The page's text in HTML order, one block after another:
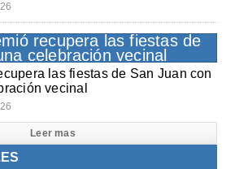
las fiestas de San Juan con
vecinal
Leer mas